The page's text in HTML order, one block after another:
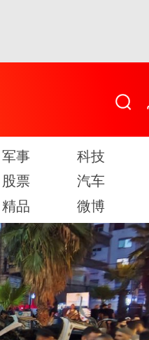
军事 科技
股票 汽车
精品 微博